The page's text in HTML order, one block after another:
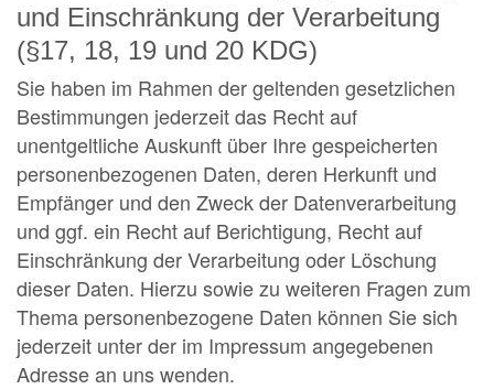
und Einschränkung der Verarbeitung
(§17, 18, 19 und 20 KDG)
Sie haben im Rahmen der geltenden gesetzlichen
Bestimmungen jederzeit das Recht auf
unentgeltliche Auskunft über Ihre gespeicherten
personenbezogenen Daten, deren Herkunft und
Empfänger und den Zweck der Datenverarbeitung
und ggf. ein Recht auf Berichtigung, Recht auf
Einschränkung der Verarbeitung oder Löschung
dieser Daten. Hierzu sowie zu weiteren Fragen zum
Thema personenbezogene Daten können Sie sich
jederzeit unter der im Impressum angegebenen
Adresse an uns wenden.